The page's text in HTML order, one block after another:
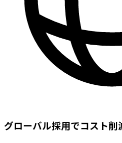
グローバル採用でコスト削